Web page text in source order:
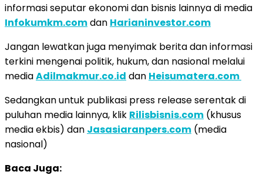
informasi seputar ekonomi dan bisnis lainnya di media
Infokumkm.comdan Harianinvestor.com
Jangan lewatkan juga menyimak berita dan informasi
terkini mengenai politik, hukum, dan nasional melalui
mediaAdilmakmur.co.id dan Heisumatera.com
Sedangkan untuk publikasi press release serentak di
puluhan media lainnya, klik Rilisbisnis.com (khusus
media ekbis) dan Jasasiaranpers.com (media
nasional)
Baca Juga: